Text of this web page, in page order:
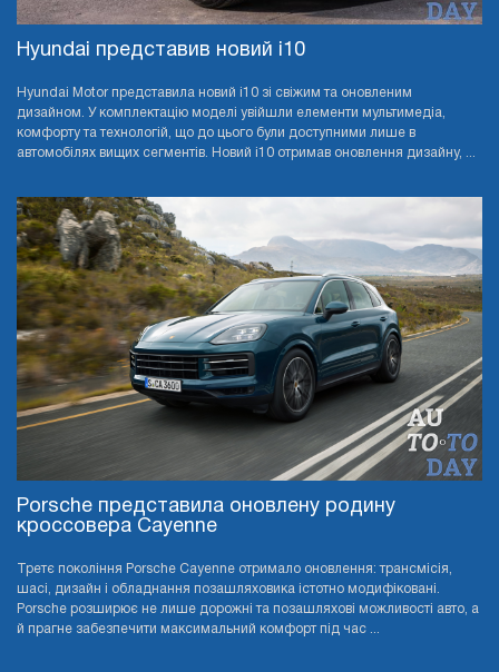
Hyundai представив новий i10
Hyundai Motor представила новий i10 зі свіжим та оновленим
дизайном. У комплектацію моделі увійшли елементи мультимедіа,
комфорту та технологій, що до цього були доступними лише в
автомобілях вищих сегментів. Новий i10 отримав оновлення дизайну, ...
Porsche представила оновлену родину
кроссовера Cayenne
Третє покоління Porsche Cayenne отримало оновлення: трансмісія,
шасі, дизайн і обладнання позашляховика істотно модифіковані.
Porsche розширює не лише дорожні та позашляхові можливості авто, а
й прагне забезпечити максимальний комфорт під час ...